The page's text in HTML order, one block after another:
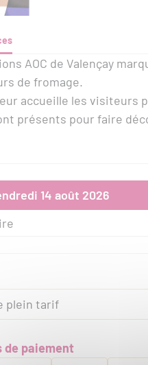
AOC de Valençay
de fromage.
accueille les
présents pour faire
14 août 2026
plein tarif
de paiement